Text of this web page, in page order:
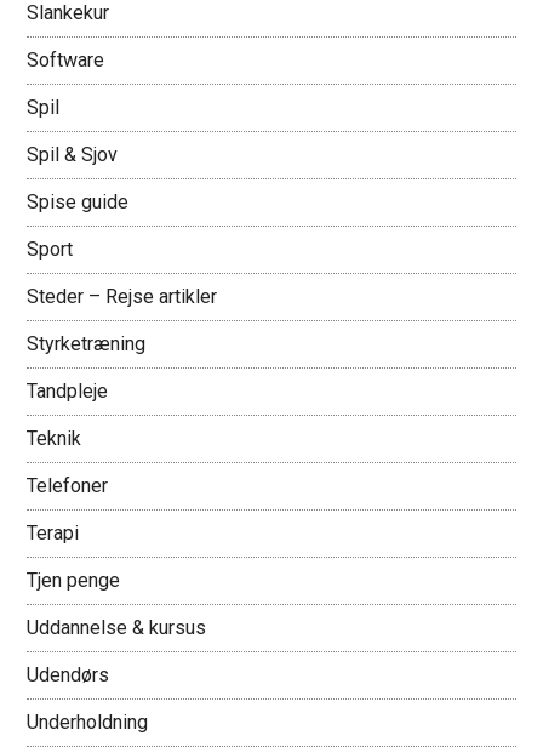
Slankekur
Software
Spil
Spil & Sjov
Spise guide
Sport
Steder – Rejse artikler
Styrketræning
Tandpleje
Teknik
Telefoner
Terapi
Tjen penge
Uddannelse & kursus
Udendørs
Underholdning